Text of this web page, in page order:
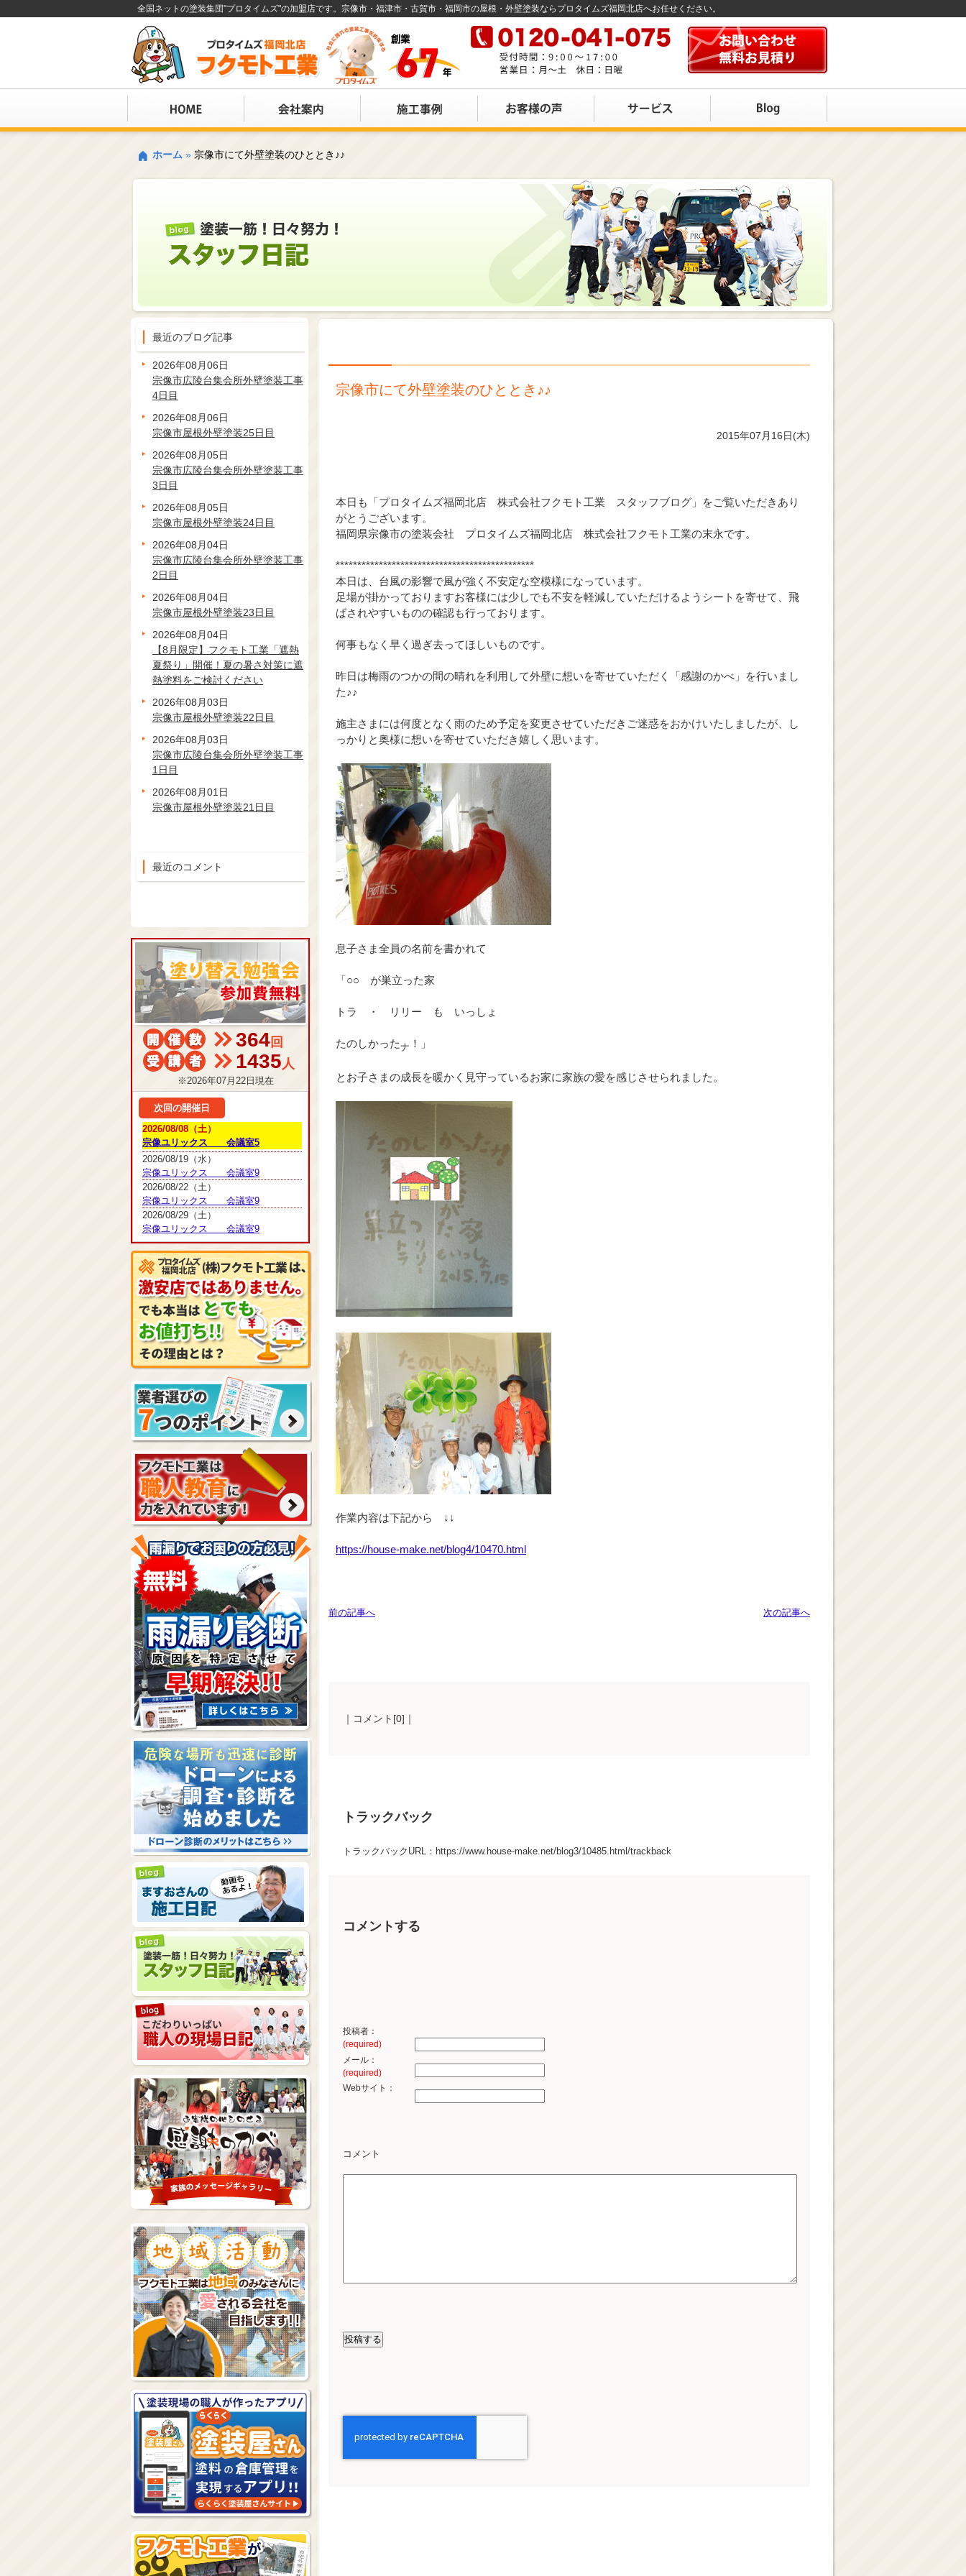
全国ネットの塗装集団"プロタイムズ"の加盟店です。宗像市・福津市・古賀市・福岡市の屋根・外壁塗装ならプロタイムズ福岡北店へお任せください。
ホーム » 宗像市にて外壁塗装のひととき♪♪
宗像市にて外壁塗装のひととき♪♪
2015年07月16日(木)
本日も「プロタイムズ福岡北店 株式会社フクモト工業 スタッフブログ」をご覧いただきあり
がとうございます。
福岡県宗像市の塗装会社 プロタイムズ福岡北店 株式会社フクモト工業の末永です。
**********************************************
本日は、台風の影響で風が強く不安定な空模様になっています。
足場が掛かっておりますお客様には少しでも不安を軽減していただけるようシートを寄せて、飛
ばされやすいものの確認も行っております。
何事もなく早く過ぎ去ってほしいものです。
昨日は梅雨のつかの間の晴れを利用して外壁に想いを寄せていただく「感謝のかべ」を行いまし
た♪♪
施主さまには何度となく雨のため予定を変更させていただきご迷惑をおかけいたしましたが、し
っかりと奥様に想いを寄せていただき嬉しく思います。
息子さま全員の名前を書かれて
「○○ が巣立った家
トラ ・ リリー も いっしょ
たのしかったナ ！」
とお子さまの成長を暖かく見守っているお家に家族の愛を感じさせられました。
作業内容は下記から ↓↓
https://house-make.net/blog4/10470.html
次の記事へ
前の記事へ
｜コメント[0]｜
トラックバック
トラックバックURL：https://www.house-make.net/blog3/10485.html/trackback
コメントする
投稿者：
(required)
メール：
(required)
Webサイト：
コメント
最近のブログ記事
2026年08月06日
宗像市広陵台集会所外壁塗装工事
4日目
2026年08月06日
宗像市屋根外壁塗装25日目
2026年08月05日
宗像市広陵台集会所外壁塗装工事
3日目
2026年08月05日
宗像市屋根外壁塗装24日目
2026年08月04日
宗像市広陵台集会所外壁塗装工事
2日目
2026年08月04日
宗像市屋根外壁塗装23日目
2026年08月04日
【8月限定】フクモト工業「遮熱
夏祭り」開催！夏の暑さ対策に遮
熱塗料をご検討ください
2026年08月03日
宗像市屋根外壁塗装22日目
2026年08月03日
宗像市広陵台集会所外壁塗装工事
1日目
2026年08月01日
宗像市屋根外壁塗装21日目
最近のコメント
364回
1435人
※2026年07月22日現在
次回の開催日
2026/08/08（土）
宗像ユリックス 会議室5
2026/08/19（水）
宗像ユリックス 会議室9
2026/08/22（土）
宗像ユリックス 会議室9
2026/08/29（土）
宗像ユリックス 会議室9